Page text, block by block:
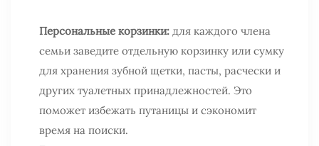
Персональные корзинки: для каждого члена
семьи заведите отдельную корзинку или сумку
для хранения зубной щетки, пасты, расчески и
других туалетных принадлежностей. Это
поможет избежать путаницы и сэкономит
время на поиски.